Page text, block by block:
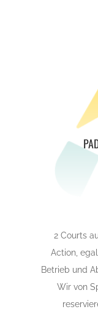
2 Courts
Action,
Betrieb und
Wir von